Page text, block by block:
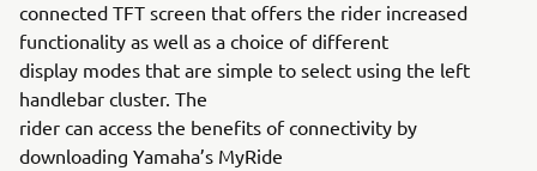
connected TFT screen that offers the rider increased
functionality as well as a choice of different
display modes that are simple to select using the left
handlebar cluster. The
rider can access the benefits of connectivity by
downloading Yamaha’s MyRide